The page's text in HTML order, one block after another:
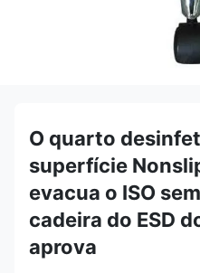
O quarto
superfície
evacua o ISO
cadeira do ESD
aprova